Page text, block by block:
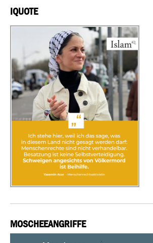
IQUOTE
MOSCHEEANGRIFFE